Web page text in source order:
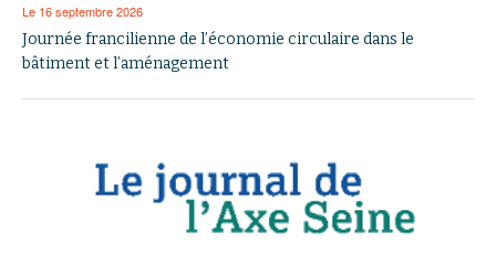
Le 16 septembre 2026
Journée francilienne de l’économie circulaire dans le
bâtiment et l’aménagement